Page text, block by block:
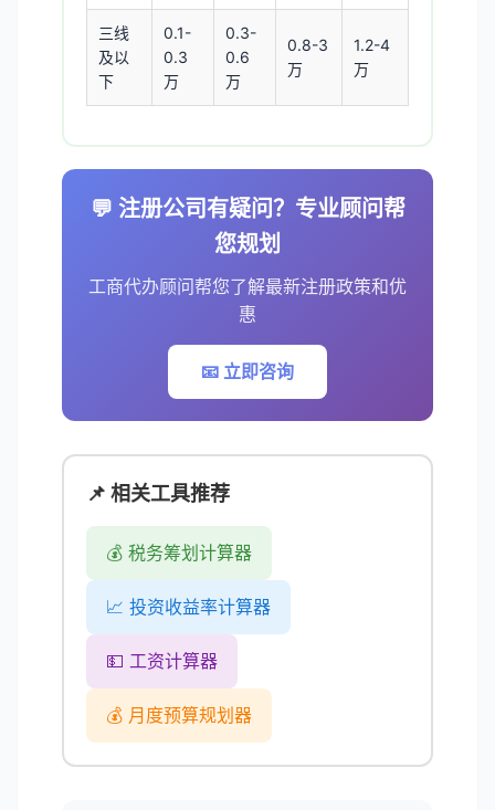
三线
及以
下
0.1-
0.3
万
0.3-
0.6
万
0.8-3
万
1.2-4
万
💬 注册公司有疑问？专业顾问帮
您规划
工商代办顾问帮您了解最新注册政策和优
惠
📧 立即咨询
📌 相关工具推荐
💰 税务筹划计算器
📈 投资收益率计算器
💵 工资计算器
💰 月度预算规划器